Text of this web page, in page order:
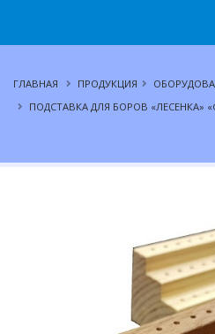
ГЛАВНАЯ ПРОДУКЦИЯ
ПОДСТАВКА ДЛЯ БОРОВ «ЛЕСЕНКА»